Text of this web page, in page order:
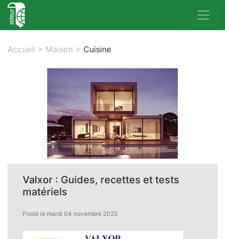
Accueil > Maison > Cuisine
Valxor : Guides, recettes et tests
matériels
Posté le mardi 04 novembre 2025